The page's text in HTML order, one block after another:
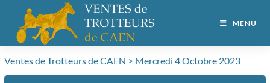
MENU
Ventes de Trotteurs de CAEN > Mercredi 4 Octobre 2023